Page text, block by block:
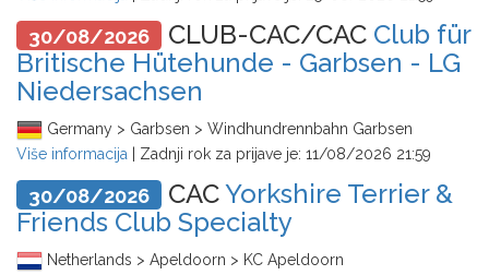
30/08/2026 CLUB-CAC/CAC Club für
Britische Hütehunde - Garbsen - LG
Niedersachsen
Germany > Garbsen > Windhundrennbahn Garbsen
Više informacija
| Zadnji rok za prijave je: 11/08/2026 21:59
30/08/2026 CACYorkshire Terrier &
Friends Club Specialty
Netherlands > Apeldoorn > KC Apeldoorn